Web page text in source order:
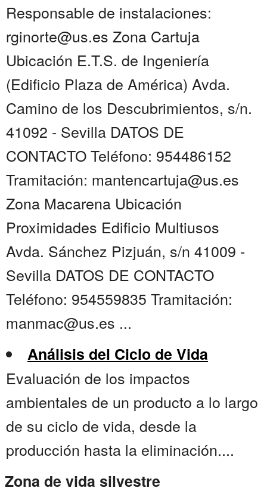
Responsable de instalaciones:
rginorte@us.es Zona Cartuja
Ubicación E.T.S. de Ingeniería
(Edificio Plaza de América) Avda.
Camino de los Descubrimientos, s/n.
41092 - Sevilla DATOS DE
CONTACTO Teléfono: 954486152
Tramitación: mantencartuja@us.es
Zona Macarena Ubicación
Proximidades Edificio Multiusos
Avda. Sánchez Pizjuán, s/n 41009 -
Sevilla DATOS DE CONTACTO
Teléfono: 954559835 Tramitación:
manmac@us.es ...
Análisis del Ciclo de Vida
Evaluación de los impactos
ambientales de un producto a lo largo
de su ciclo de vida, desde la
producción hasta la eliminación....
Zona de vida silvestre